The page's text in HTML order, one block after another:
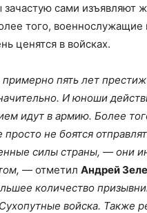
сами изъявляют
того, военнослужащие
ценятся в войсках.
пять лет
И юноши
идут в армию. Более
не боятся
силы страны, — они
— отметил Андрей
количество
войска. Также